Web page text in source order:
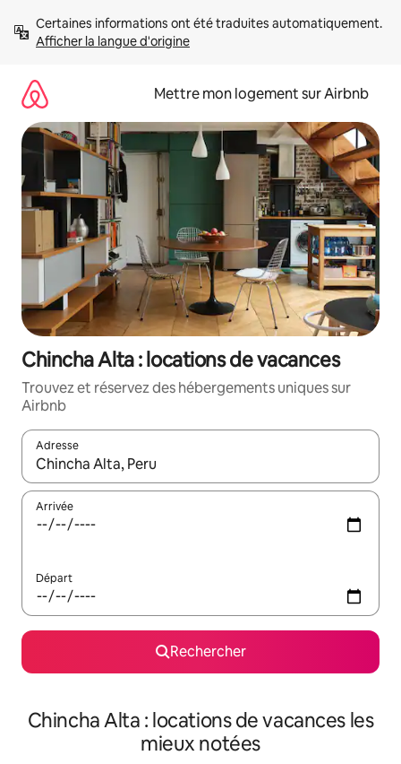
directement
Afficher la langue d'origine
Mettre mon logement sur Airbnb
Chincha Alta : locations de vacances
Trouvez et réservez des hébergements uniques sur
Airbnb
Adresse
Lorsque les résultats s'affichent, utilisez les flèches vers le
Arrivée
Départ
Rechercher
Chincha Alta : locations de vacances les
mieux notées